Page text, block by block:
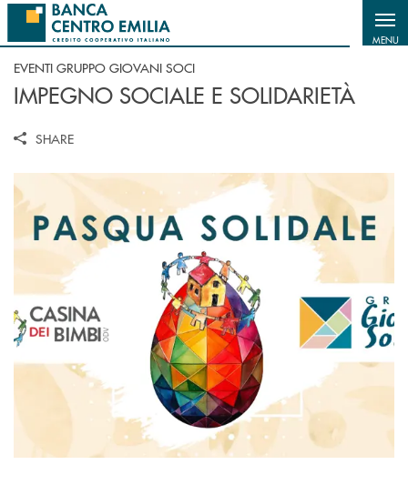
Salta al contenuto principale
MENU
EVENTI GRUPPO GIOVANI SOCI
IMPEGNO SOCIALE E SOLIDARIETÀ
SHARE